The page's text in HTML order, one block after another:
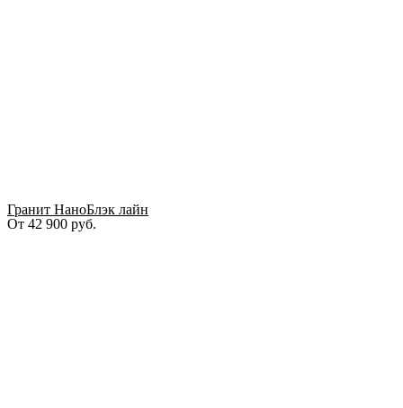
Гранит НаноБлэк лайн
От 42 900 руб.